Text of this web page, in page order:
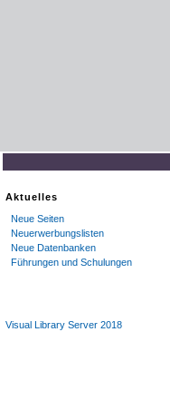
Aktuelles
Neue Seiten
Neuerwerbungslisten
Neue Datenbanken
Führungen und Schulungen
Visual Library Server 2018